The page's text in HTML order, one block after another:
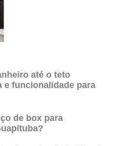
até o teto
e funcionalidade para
de box para